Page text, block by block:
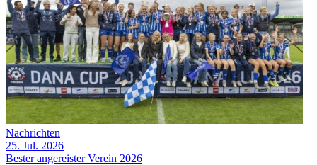
Nachrichten
25. Jul. 2026
Bester angereister Verein 2026